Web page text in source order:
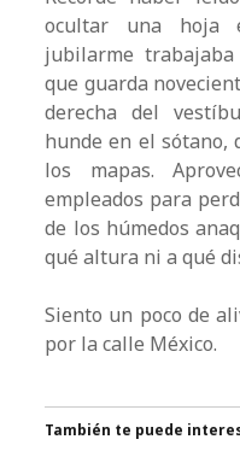
ocultar una hoja
jubilarme
que guarda
derecha del
hunde en el sótano,
los mapas.
empleados para
de los húmedos
qué altura ni a qué
Siento un poco de
por la calle México.
También te puede